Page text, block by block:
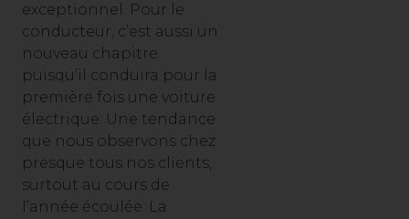
exceptionnel. Pour le
conducteur, c’est aussi un
nouveau chapitre
puisqu’il conduira pour la
première fois une voiture
électrique. Une tendance
que nous observons chez
presque tous nos clients,
surtout au cours de
l’année écoulée. La